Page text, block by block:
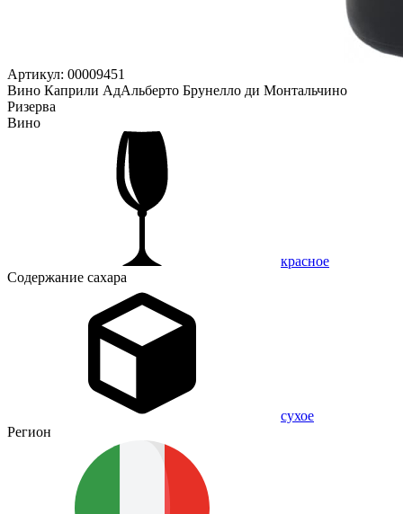
Артикул: 00009451
Вино Каприли АдАльберто Брунелло ди Монтальчино
Ризерва
Вино
красное
Содержание сахара
сухое
Регион